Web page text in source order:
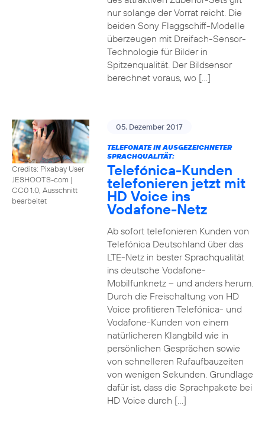
nur solange der Vorrat reicht. Die
beiden Sony Flaggschiff-Modelle
überzeugen mit Dreifach-Sensor-
Technologie für Bilder in
Spitzenqualität. Der Bildsensor
berechnet voraus, wo […]
Credits: Pixabay User
JESHOOTS-com |
CC0 1.0, Ausschnitt
bearbeitet
05. Dezember 2017
TELEFONATE IN AUSGEZEICHNETER
SPRACHQUALITÄT:
Telefónica-Kunden
telefonieren jetzt mit
HD Voice ins
Vodafone-Netz
Ab sofort telefonieren Kunden von
Telefónica Deutschland über das
LTE-Netz in bester Sprachqualität
ins deutsche Vodafone-
Mobilfunknetz – und anders herum.
Durch die Freischaltung von HD
Voice profitieren Telefónica- und
Vodafone-Kunden von einem
natürlicheren Klangbild wie in
persönlichen Gesprächen sowie
von schnelleren Rufaufbauzeiten
von wenigen Sekunden. Grundlage
dafür ist, dass die Sprachpakete bei
HD Voice durch […]